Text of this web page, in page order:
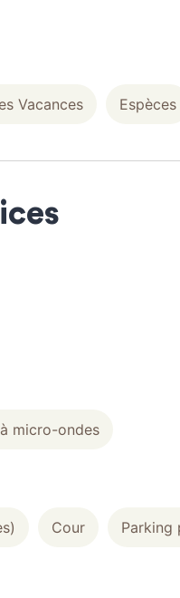
Vacances Espèces
micro-ondes
Cour Parking